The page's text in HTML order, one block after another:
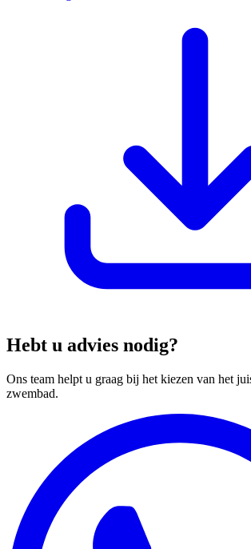
Hebt u advies nodig?
Ons team helpt u graag bij het kiezen van het
zwembad.